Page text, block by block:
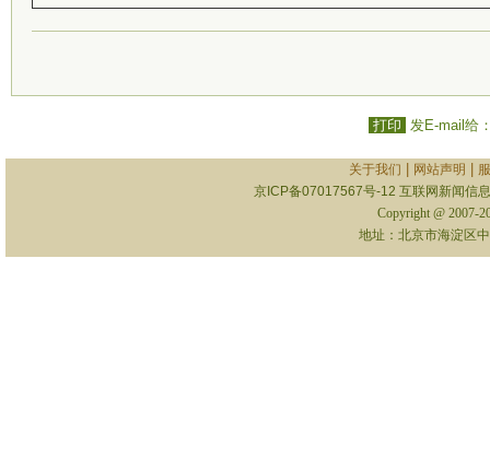
打印 发E-mail给
关于我们 网站声明
京ICP备07017567号-12 互联网新闻信
Copyright @ 2007-
地址：北京市海淀区